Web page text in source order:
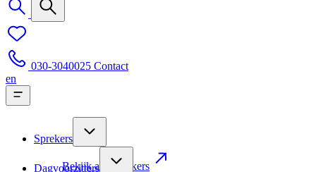
030-3040025 Contact
en
Sprekers
Bekijk alle sprekers
Dagvoorzitters